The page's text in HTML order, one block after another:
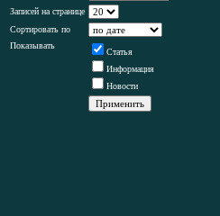
Записей на странице
Сортировать по
Показывать
Статья
Информация
Новости